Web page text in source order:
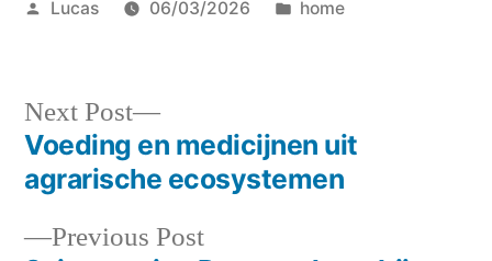
Posted
Lucas 06/03/2026
Posted
home
Post
navigation
Previous PostPrevious
Next Post
Next
post:
Voeding en medicijnen uit
agrarische ecosystemen